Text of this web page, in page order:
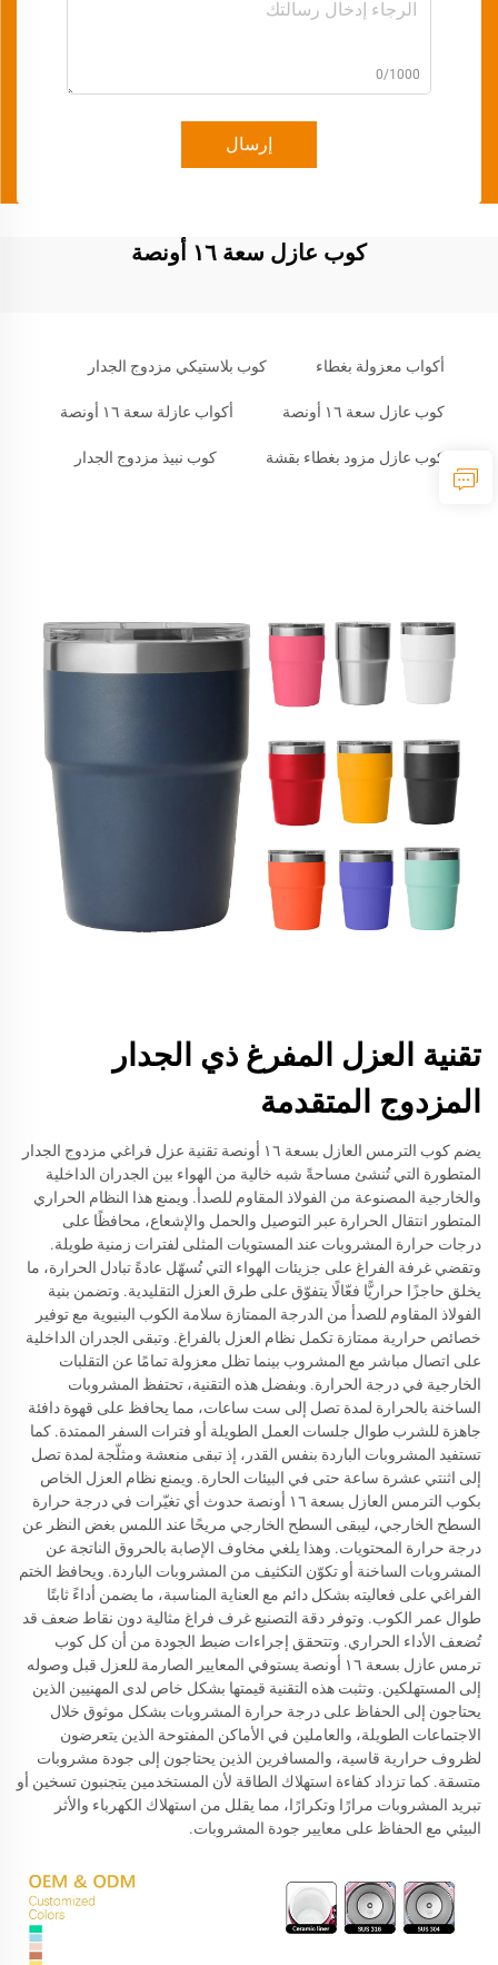
0/1000
إرسال
كوب عازل سعة ١٦ أونصة
أكواب معزولة بغطاء كوب بلاستيكي مزدوج الجدار
كوب عازل سعة ١٦ أونصة أكواب عازلة سعة ١٦ أونصة
كوب عازل مزود بغطاء بقشة كوب نبيذ مزدوج الجدار
تقنية العزل المفرغ ذي الجدار
المزدوج المتقدمة
يضم كوب الترمس العازل بسعة ١٦ أونصة تقنية عزل فراغي مزدوج الجدار
المتطورة التي تُنشئ مساحةً شبه خالية من الهواء بين الجدران الداخلية
والخارجية المصنوعة من الفولاذ المقاوم للصدأ. ويمنع هذا النظام الحراري
المتطور انتقال الحرارة عبر التوصيل والحمل والإشعاع، محافظًا على
درجات حرارة المشروبات عند المستويات المثلى لفترات زمنية طويلة.
وتقضي غرفة الفراغ على جزيئات الهواء التي تُسهّل عادةً تبادل الحرارة، ما
يخلق حاجزًا حراريًّا فعّالًا يتفوّق على طرق العزل التقليدية. وتضمن بنية
الفولاذ المقاوم للصدأ من الدرجة الممتازة سلامة الكوب البنيوية مع توفير
خصائص حرارية ممتازة تكمل نظام العزل بالفراغ. وتبقى الجدران الداخلية
على اتصال مباشر مع المشروب بينما تظل معزولة تمامًا عن التقلبات
الخارجية في درجة الحرارة. وبفضل هذه التقنية، تحتفظ المشروبات
الساخنة بالحرارة لمدة تصل إلى ست ساعات، مما يحافظ على قهوة دافئة
جاهزة للشرب طوال جلسات العمل الطويلة أو فترات السفر الممتدة. كما
تستفيد المشروبات الباردة بنفس القدر، إذ تبقى منعشة ومثلّجة لمدة تصل
إلى اثنتي عشرة ساعة حتى في البيئات الحارة. ويمنع نظام العزل الخاص
بكوب الترمس العازل بسعة ١٦ أونصة حدوث أي تغيّرات في درجة حرارة
السطح الخارجي، ليبقى السطح الخارجي مريحًا عند اللمس بغض النظر عن
درجة حرارة المحتويات. وهذا يلغي مخاوف الإصابة بالحروق الناتجة عن
المشروبات الساخنة أو تكوّن التكثيف من المشروبات الباردة. ويحافظ الختم
الفراغي على فعاليته بشكل دائم مع العناية المناسبة، ما يضمن أداءً ثابتًا
طوال عمر الكوب. وتوفر دقة التصنيع غرف فراغ مثالية دون نقاط ضعف قد
تُضعف الأداء الحراري. وتتحقق إجراءات ضبط الجودة من أن كل كوب
ترمس عازل بسعة ١٦ أونصة يستوفي المعايير الصارمة للعزل قبل وصوله
إلى المستهلكين. وتثبت هذه التقنية قيمتها بشكل خاص لدى المهنيين الذين
يحتاجون إلى الحفاظ على درجة حرارة المشروبات بشكل موثوق خلال
الاجتماعات الطويلة، والعاملين في الأماكن المفتوحة الذين يتعرضون
لظروف حرارية قاسية، والمسافرين الذين يحتاجون إلى جودة مشروبات
متسقة. كما تزداد كفاءة استهلاك الطاقة لأن المستخدمين يتجنبون تسخين أو
تبريد المشروبات مرارًا وتكرارًا، مما يقلل من استهلاك الكهرباء والأثر
البيئي مع الحفاظ على معايير جودة المشروبات.